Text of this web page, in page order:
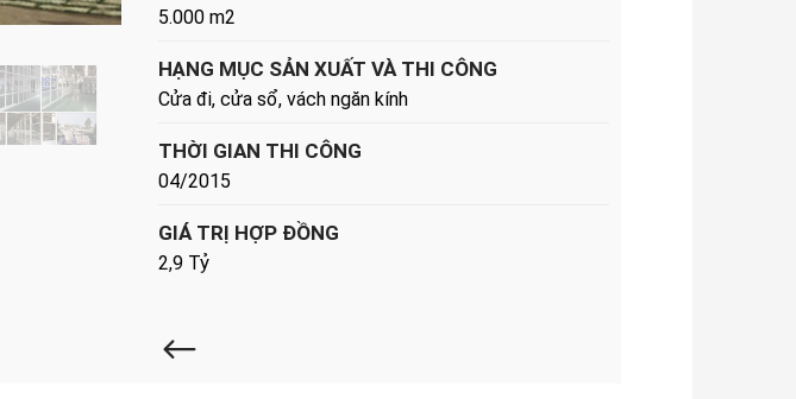
5.000 m2
HẠNG MỤC SẢN XUẤT VÀ THI CÔNG
Cửa đi, cửa sổ, vách ngăn kính
THỜI GIAN THI CÔNG
04/2015
GIÁ TRỊ HỢP ĐỒNG
2,9 Tỷ